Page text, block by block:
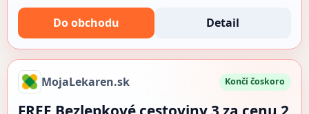
Do obchodu Detail
MojaLekaren.sk Končí čoskoro